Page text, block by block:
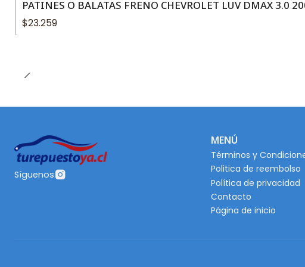
PATINES O BALATAS FRENO CHEVROLET LUV DMAX 3.0
$23.259
Síguenos
MENÚ
Términos y
Politica de reembolso
Política de privacidad
Contacto
Página de inicio